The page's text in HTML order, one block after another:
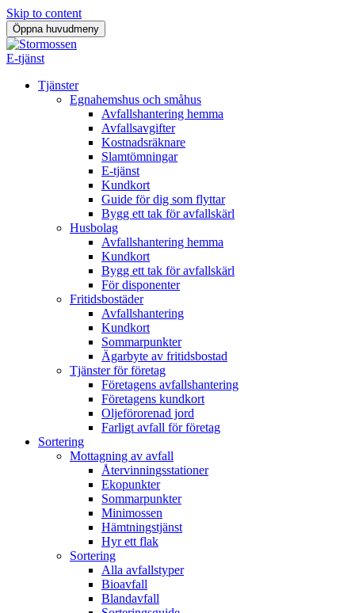
Skip to content
Öppna huvudmeny
E-tjänst
Tjänster
Egnahemshus och småhus
Avfallshantering hemma
Avfallsavgifter
Kostnadsräknare
Slamtömningar
E-tjänst
Kundkort
Guide för dig som flyttar
Bygg ett tak för avfallskärl
Husbolag
Avfallshantering hemma
Kundkort
Bygg ett tak för avfallskärl
För disponenter
Fritidsbostäder
Avfallshantering
Kundkort
Sommarpunkter
Ägarbyte av fritidsbostad
Tjänster för företag
Företagens avfallshantering
Företagens kundkort
Oljeförorenad jord
Farligt avfall för företag
Sortering
Mottagning av avfall
Återvinningsstationer
Ekopunkter
Sommarpunkter
Minimossen
Hämtningstjänst
Hyr ett flak
Sortering
Alla avfallstyper
Bioavfall
Blandavfall